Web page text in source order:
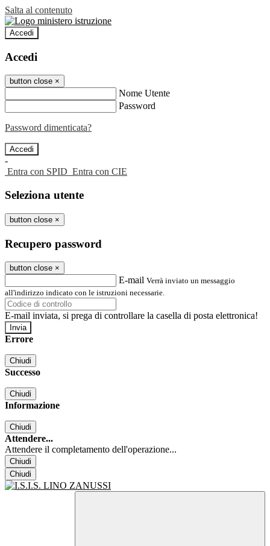
Salta al contenuto
Accedi
Accedi
button close ×
Nome Utente
Password
Password dimenticata?
-
Entra con SPID Entra con CIE
Seleziona utente
button close ×
Recupero password
button close ×
E-mail Verrà inviato un messaggio
all'indirizzo indicato con le istruzioni necessarie.
E-mail inviata, si prega di controllare la casella di posta elettronica!
Errore
Chiudi
Successo
Chiudi
Informazione
Chiudi
Attendere...
Attendere il completamento dell'operazione...
Chiudi
Chiudi